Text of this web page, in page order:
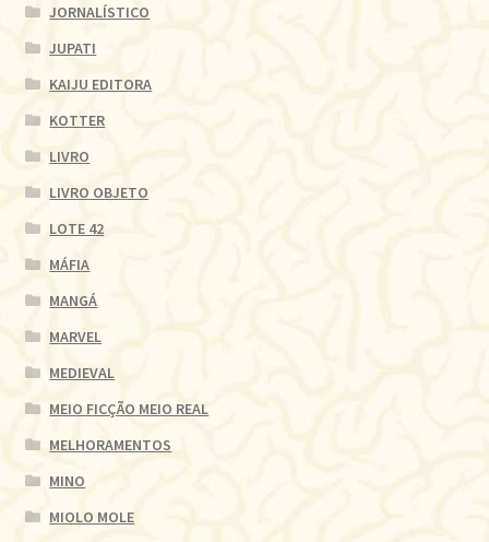
JORNALÍSTICO
JUPATI
KAIJU EDITORA
KOTTER
LIVRO
LIVRO OBJETO
LOTE 42
MÁFIA
MANGÁ
MARVEL
MEDIEVAL
MEIO FICÇÃO MEIO REAL
MELHORAMENTOS
MINO
MIOLO MOLE